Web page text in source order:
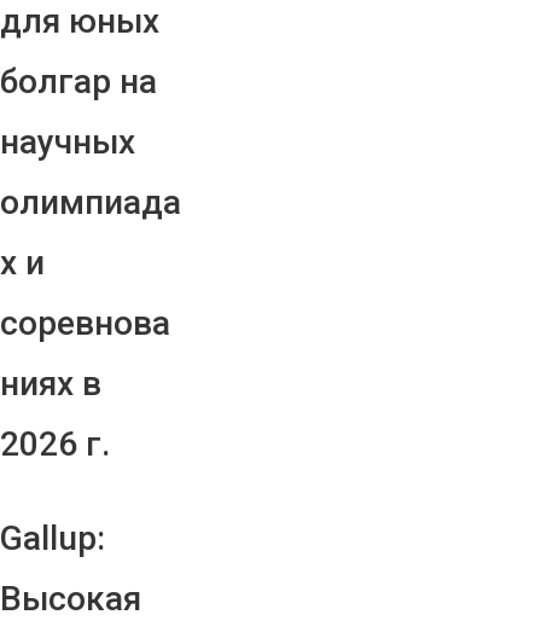
для юных
болгар на
научных
олимпиада
х и
соревнова
ниях в
2026 г.
Gallup:
Высокая